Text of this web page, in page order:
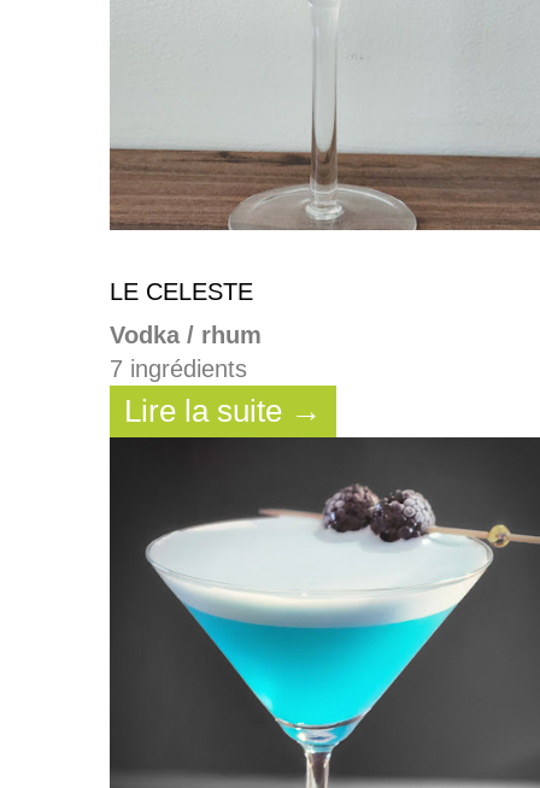
LE CELESTE
Vodka / rhum
7 ingrédients
Lire la suite →